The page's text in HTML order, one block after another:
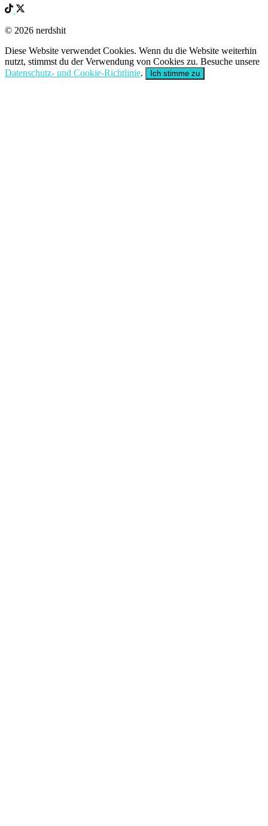
© 2026 nerdshit
Diese Website verwendet Cookies. Wenn du die Website weiterhin
nutzt, stimmst du der Verwendung von Cookies zu. Besuche unsere
Datenschutz- und Cookie-Richtlinie. Ich stimme zu